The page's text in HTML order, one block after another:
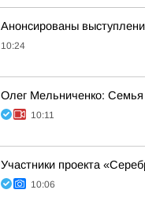
Анонсированы
10:24
Олег Мельниченко: Семья
10:11
Участники проекта
10:06